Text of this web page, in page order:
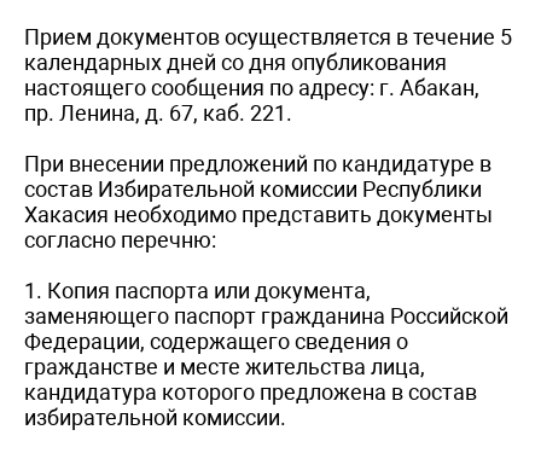
Прием документов осуществляется в течение 5
календарных дней со дня опубликования
настоящего сообщения по адресу: г. Абакан,
пр. Ленина, д. 67, каб. 221.
При внесении предложений по кандидатуре в
состав Избирательной комиссии Республики
Хакасия необходимо представить документы
согласно перечню:
1. Копия паспорта или документа,
заменяющего паспорт гражданина Российской
Федерации, содержащего сведения о
гражданстве и месте жительства лица,
кандидатура которого предложена в состав
избирательной комиссии.